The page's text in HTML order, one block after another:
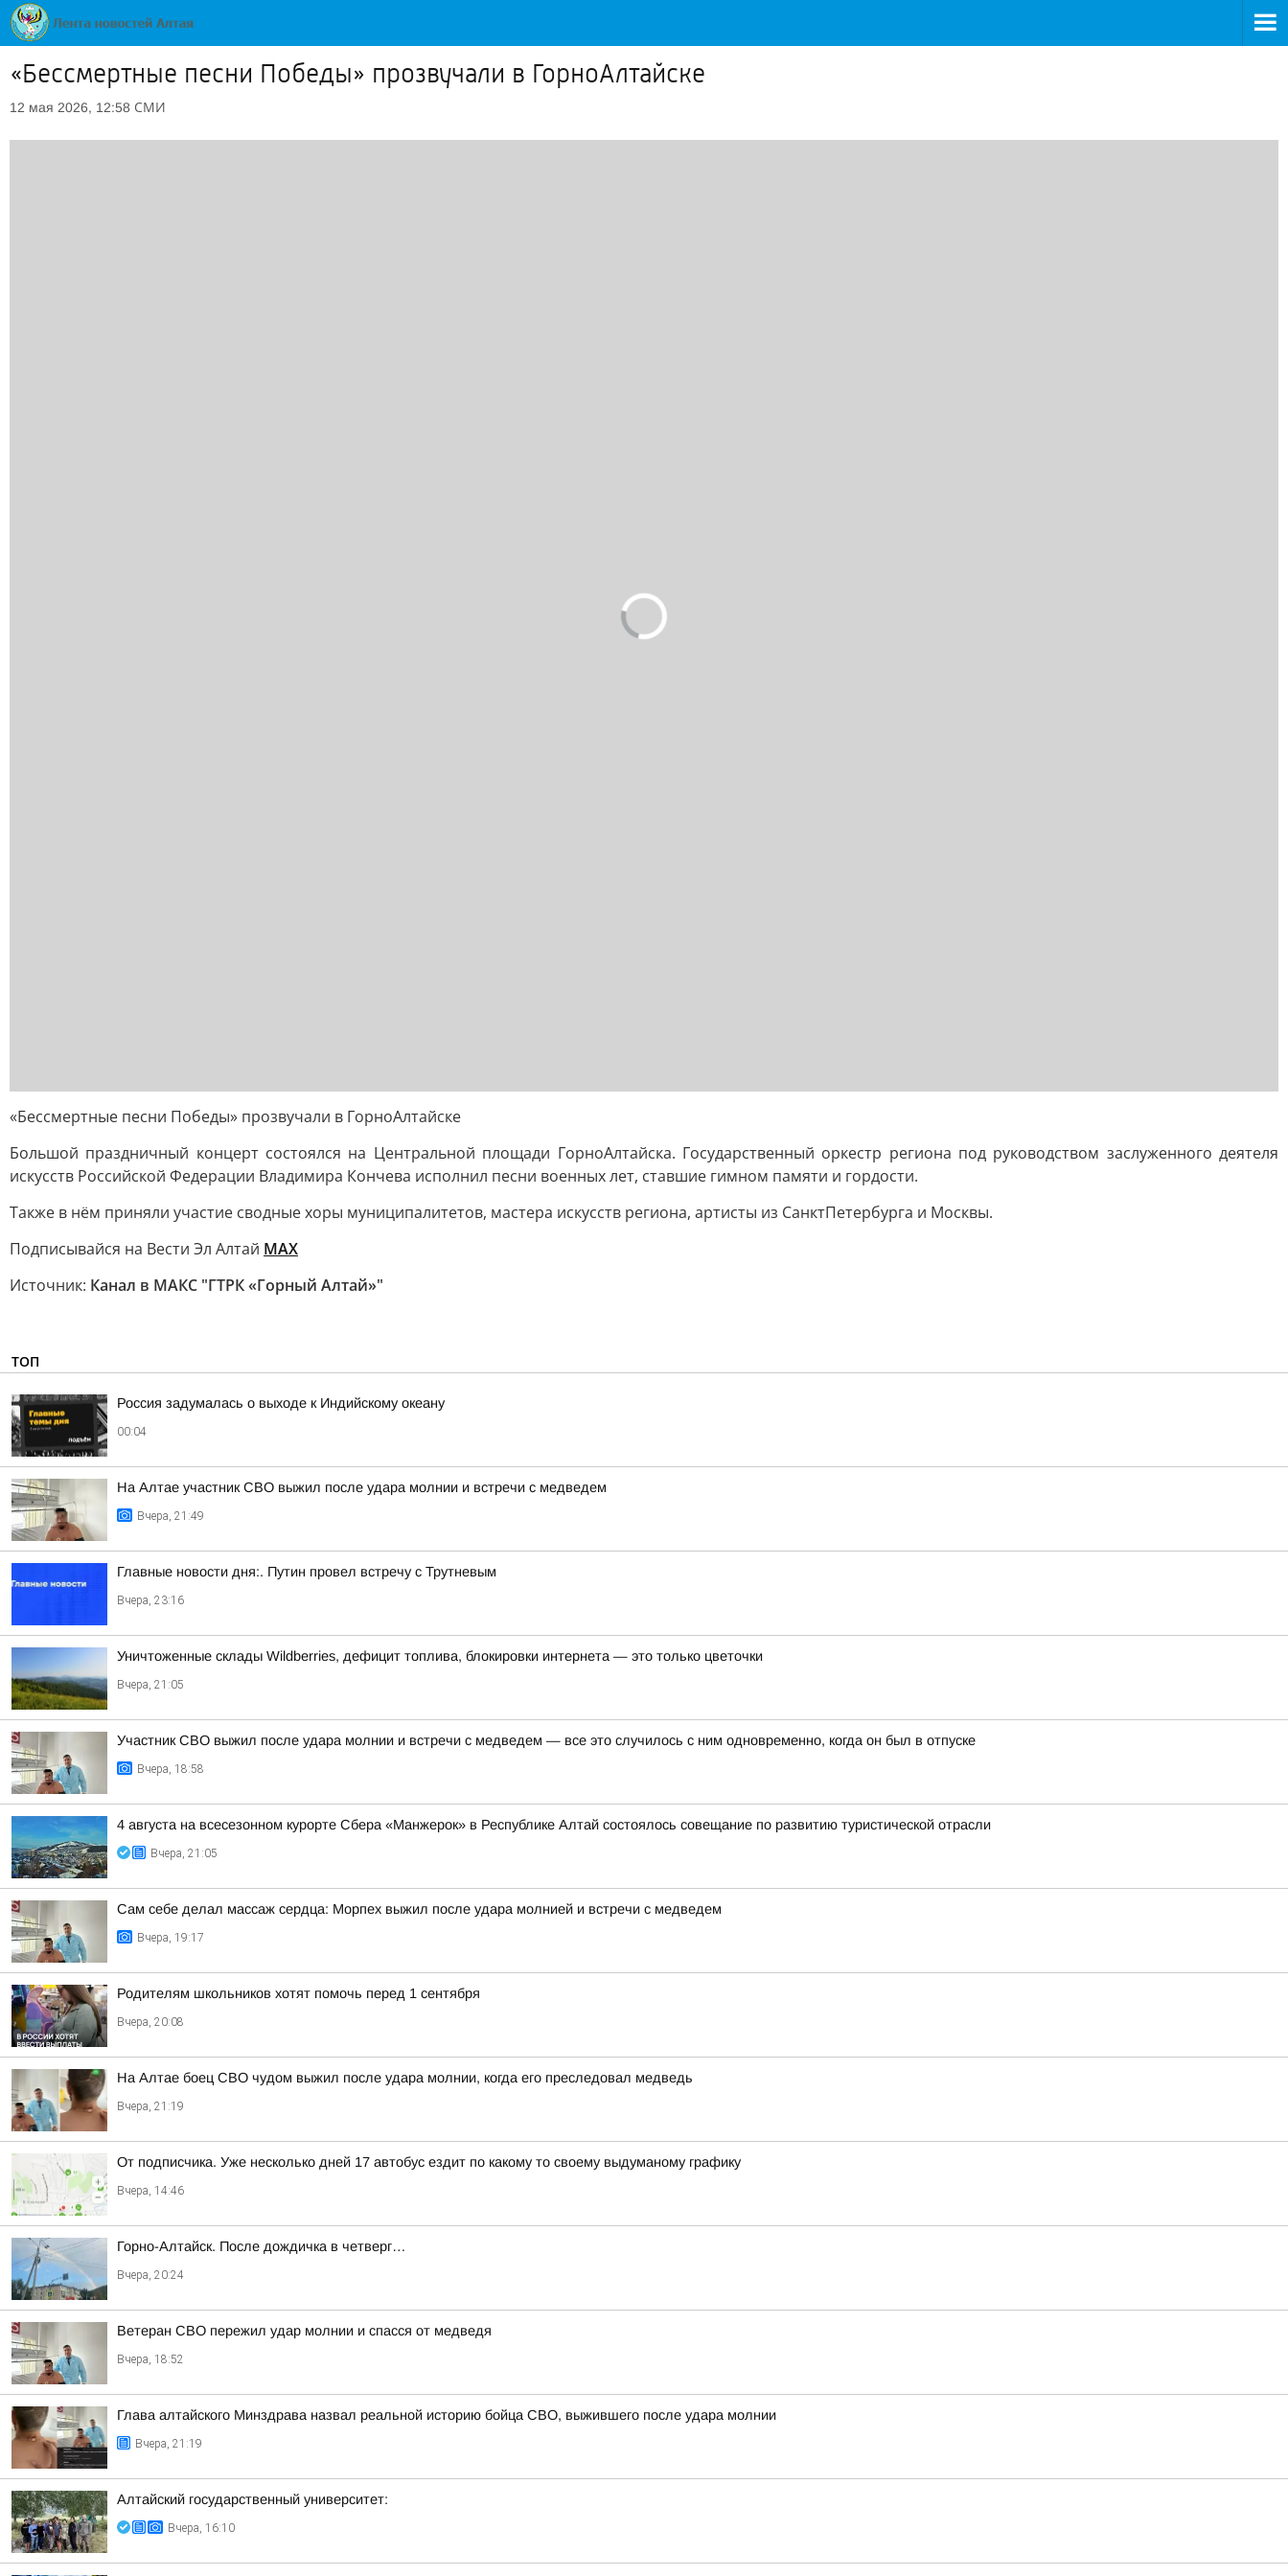
«Бессмертные песни Победы» прозвучали в ГорноАлтайске
12 мая 2026, 12:58 СМИ
«Бессмертные песни Победы» прозвучали в ГорноАлтайске
Большой праздничный концерт состоялся на Центральной площади ГорноАлтайска. Государственный оркестр региона под руководством заслуженного деятеля
искусств Российской Федерации Владимира Кончева исполнил песни военных лет, ставшие гимном памяти и гордости.
Также в нём приняли участие сводные хоры муниципалитетов, мастера искусств региона, артисты из СанктПетербурга и Москвы.
Подписывайся на Вести Эл Алтай МАХ
Источник: Канал в МАКС "ГТРК «Горный Алтай»"
ТОП
Россия задумалась о выходе к Индийскому океану
00:04
На Алтае участник СВО выжил после удара молнии и встречи с медведем
Вчера, 21:49
Главные новости дня:. Путин провел встречу с Трутневым
Вчера, 23:16
Уничтоженные склады Wildberries, дефицит топлива, блокировки интернета — это только цветочки
Вчера, 21:05
Участник СВО выжил после удара молнии и встречи с медведем — все это случилось с ним одновременно, когда он был в отпуске
Вчера, 18:58
4 августа на всесезонном курорте Сбера «Манжерок» в Республике Алтай состоялось совещание по развитию туристической отрасли
Вчера, 21:05
Сам себе делал массаж сердца: Морпех выжил после удара молнией и встречи с медведем
Вчера, 19:17
Родителям школьников хотят помочь перед 1 сентября
Вчера, 20:08
На Алтае боец СВО чудом выжил после удара молнии, когда его преследовал медведь
Вчера, 21:19
От подписчика. Уже несколько дней 17 автобус ездит по какому то своему выдуманому графику
Вчера, 14:46
Горно-Алтайск. После дождичка в четверг…
Вчера, 20:24
Ветеран СВО пережил удар молнии и спасся от медведя
Вчера, 18:52
Глава алтайского Минздрава назвал реальной историю бойца СВО, выжившего после удара молнии
Вчера, 21:19
Алтайский государственный университет:
Вчера, 16:10